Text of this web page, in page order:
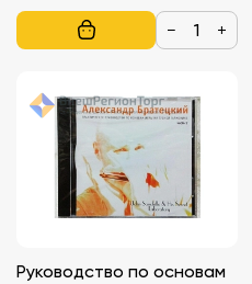
− +
Руководство по основам